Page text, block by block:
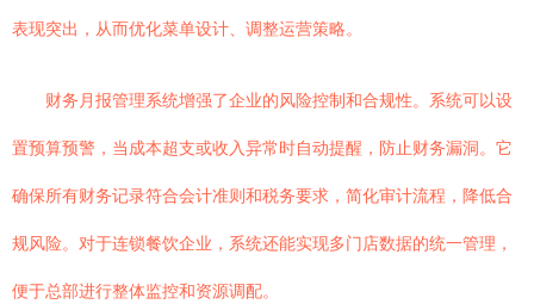
表现突出，从而优化菜单设计、调整运营策略。
财务月报管理系统增强了企业的风险控制和合规性。系统可以设
置预算预警，当成本超支或收入异常时自动提醒，防止财务漏洞。它
确保所有财务记录符合会计准则和税务要求，简化审计流程，降低合
规风险。对于连锁餐饮企业，系统还能实现多门店数据的统一管理，
便于总部进行整体监控和资源调配。